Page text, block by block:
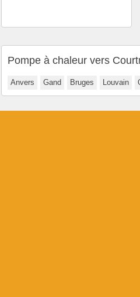
Pompe à chaleur vers
Anvers Gand Bruges Louvain